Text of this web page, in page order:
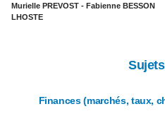
Murielle PREVOST - Fabienne BESSON
LHOSTE
Finances (marchés, taux,